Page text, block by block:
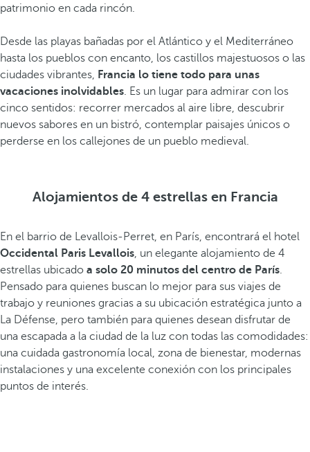
patrimonio en cada rincón.
Desde las playas bañadas por el Atlántico y el Mediterráneo
hasta los pueblos con encanto, los castillos majestuosos o las
ciudades vibrantes, Francia lo tiene todo para unas
vacaciones inolvidables. Es un lugar para admirar con los
cinco sentidos: recorrer mercados al aire libre, descubrir
nuevos sabores en un bistró, contemplar paisajes únicos o
perderse en los callejones de un pueblo medieval.
Alojamientos de 4 estrellas en Francia
En el barrio de Levallois-Perret, en París, encontrará el hotel
Occidental Paris Levallois, un elegante alojamiento de 4
estrellas ubicado a solo 20 minutos del centro de París.
Pensado para quienes buscan lo mejor para sus viajes de
trabajo y reuniones gracias a su ubicación estratégica junto a
La Défense, pero también para quienes desean disfrutar de
una escapada a la ciudad de la luz con todas las comodidades:
una cuidada gastronomía local, zona de bienestar, modernas
instalaciones y una excelente conexión con los principales
puntos de interés.